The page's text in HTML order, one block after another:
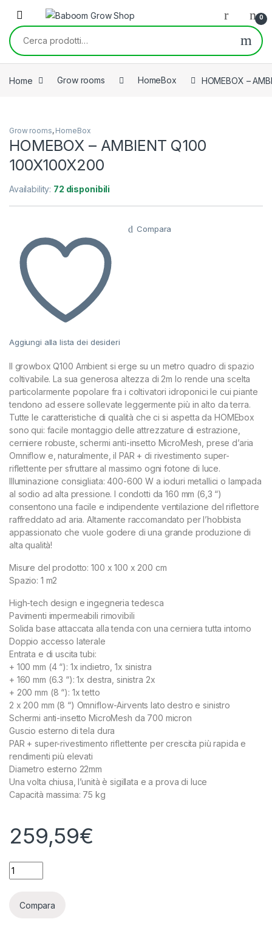
Skip to navigation
Skip to content
0
Cerca:
Home Grow rooms HomeBox HOMEBOX –
Grow rooms, HomeBox
HOMEBOX – AMBIENT Q100
100X100X200
Availability: 72 disponibili
Aggiungi alla lista dei desideri
Compara
Il growbox Q100 Ambient si erge su un metro quadro di spazio
coltivabile. La sua generosa altezza di 2m lo rende una scelta
particolarmente popolare fra i coltivatori idroponici le cui piante
tendono ad essere sollevate leggermente più in alto da terra.
Tutte le caratteristiche di qualità che ci si aspetta da HOMEbox
sono qui: facile montaggio delle attrezzature di estrazione,
cerniere robuste, schermi anti-insetto MicroMesh, prese d’aria
Omniflow e, naturalmente, il PAR + di rivestimento super-
riflettente per sfruttare al massimo ogni fotone di luce.
Illuminazione consigliata: 400-600 W a ioduri metallici o lampada
al sodio ad alta pressione. I condotti da 160 mm (6,3 “)
consentono una facile e indipendente ventilazione del riflettore
raffreddato ad aria. Altamente raccomandato per l’hobbista
appassionato che vuole godere di una grande produzione di
alta qualità!
Misure del prodotto: 100 x 100 x 200 cm
Spazio: 1 m2
High-tech design e ingegneria tedesca
Pavimenti impermeabili rimovibili
Solida base attaccata alla tenda con una cerniera tutta intorno
Doppio accesso laterale
Entrata e di uscita tubi:
+ 100 mm (4 “): 1x indietro, 1x sinistra
+ 160 mm (6.3 “): 1x destra, sinistra 2x
+ 200 mm (8 “): 1x tetto
2 x 200 mm (8 “) Omniflow-Airvents lato destro e sinistro
Schermi anti-insetto MicroMesh da 700 micron
Guscio esterno di tela dura
PAR + super-rivestimento riflettente per crescita più rapida e
rendimenti più elevati
Diametro esterno 22mm
Una volta chiusa, l’unità è sigillata e a prova di luce
Capacità massima: 75 kg
259,59€
HOMEBOX - AMBIENT Q100 100X100X200 quantity
Compara